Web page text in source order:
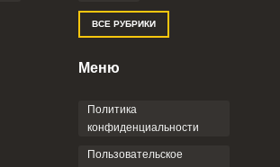
ВСЕ РУБРИКИ
Меню
Политика
конфиденциальности
Пользовательское
Забыли пароль?